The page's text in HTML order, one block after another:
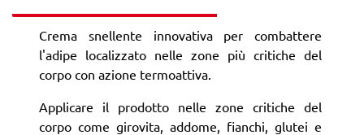
Crema snellente innovativa per combattere
l'adipe localizzato nelle zone più critiche del
corpo con azione termoattiva.
Applicare il prodotto nelle zone critiche del
corpo come girovita, addome, fianchi, glutei e